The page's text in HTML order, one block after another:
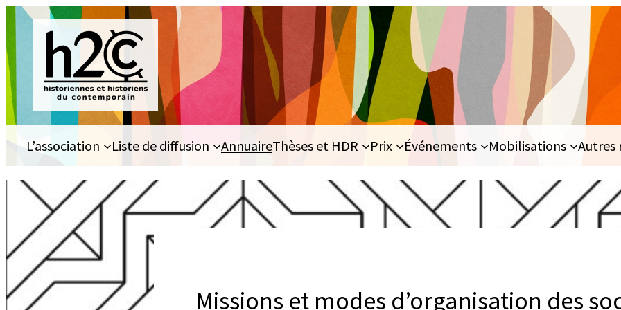
Aller
au
contenu
L’association Liste de diffusion AnnuaireThèses et HDR Prix Événements Mobilisations Autres
Missions et modes d’organisation des